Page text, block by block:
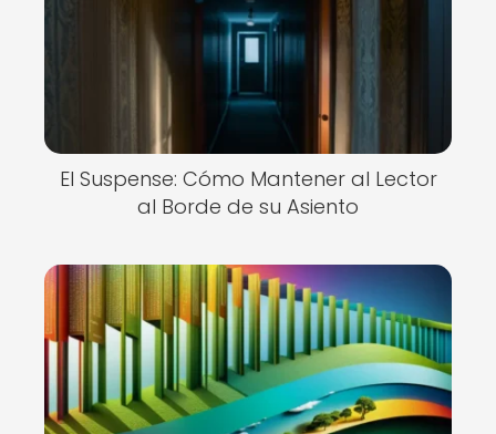
El Suspense: Cómo Mantener al Lector
al Borde de su Asiento